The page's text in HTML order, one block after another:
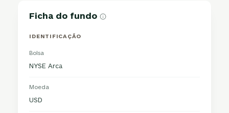
Ficha do fundo
IDENTIFICAÇÃO
Bolsa
NYSE Arca
Moeda
USD